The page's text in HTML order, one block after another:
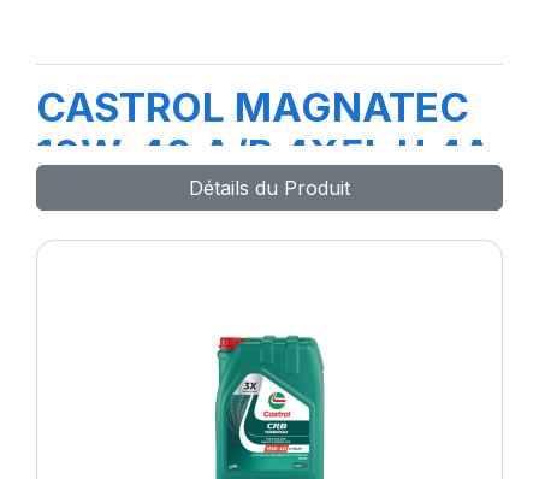
CASTROL MAGNATEC
10W-40 A/B 4X5L H 4A
Détails du Produit